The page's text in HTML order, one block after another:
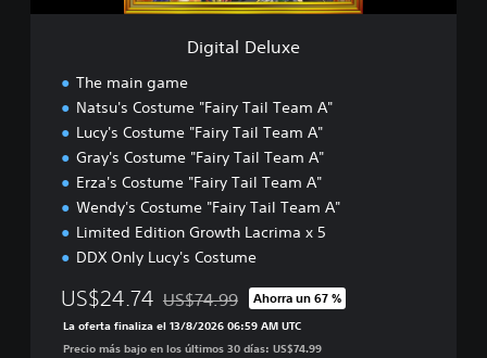
x
Digital Deluxe
The main game
Natsu's Costume "Fairy Tail Team A"
Lucy's Costume "Fairy Tail Team A"
Gray's Costume "Fairy Tail Team A"
Erza's Costume "Fairy Tail Team A"
Wendy's Costume "Fairy Tail Team A"
Limited Edition Growth Lacrima x 5
DDX Only Lucy's Costume
US$24.74 Rebajado del precio original de US$74.99
US$74.99 Ahorra un 67 %
La oferta finaliza el 13/8/2026 06:59 AM UTC
Precio más bajo en los últimos 30 días: US$74.99